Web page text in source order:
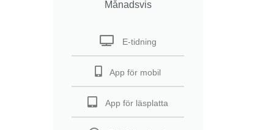
Månadsvis
E-tidning
App för mobil
App för läsplatta